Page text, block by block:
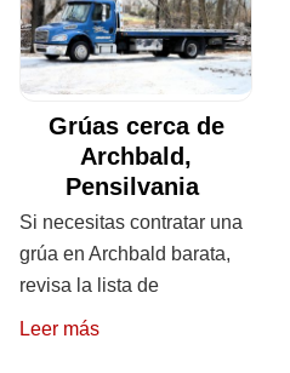
Grúas cerca de
Archbald,
Pensilvania
Si necesitas contratar una
grúa en Archbald barata,
revisa la lista de
Leer más